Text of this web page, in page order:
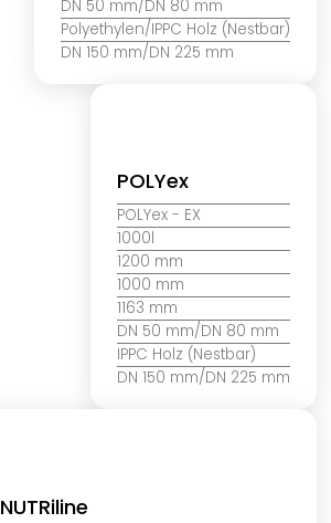
DN 50 mm/DN 80 mm
Polyethylen/IPPC Holz (Nestbar)
DN 150 mm/DN 225 mm
POLYex
POLYex - EX
1000l
1200 mm
1000 mm
1163 mm
DN 50 mm/DN 80 mm
IPPC Holz (Nestbar)
DN 150 mm/DN 225 mm
NUTRiline